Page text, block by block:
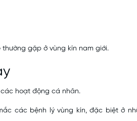
gặp ở vùng kín nam giới.
hoạt động cá nhân.
các bệnh lý vùng kín, đặc biệt ở